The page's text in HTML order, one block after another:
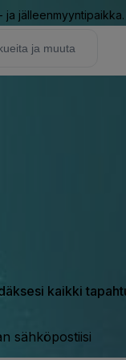
ja
kaikki
sähköpostiisi